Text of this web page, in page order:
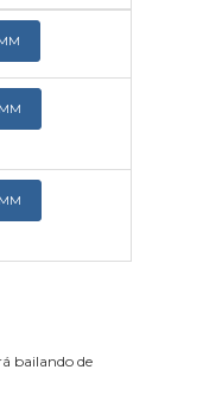
bailando de